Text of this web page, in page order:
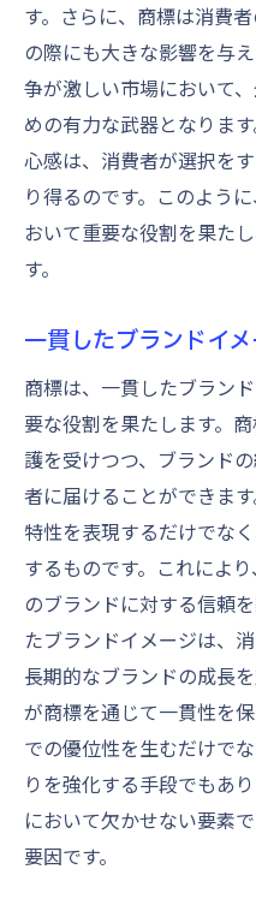
す。さらに、商標は消費
の際にも大きな影響を与
争が激しい市場において
めの有力な武器となりま
心感は、消費者が選択を
り得るのです。このよう
おいて重要な役割を果た
す。
一貫したブランドイ
商標は、一貫したブラン
要な役割を果たします。
護を受けつつ、ブランド
者に届けることができま
特性を表現するだけでな
するものです。これによ
のブランドに対する信頼
たブランドイメージは、
長期的なブランドの成長
が商標を通じて一貫性を
での優位性を生むだけで
りを強化する手段でもあ
において欠かせない要素
要因です。